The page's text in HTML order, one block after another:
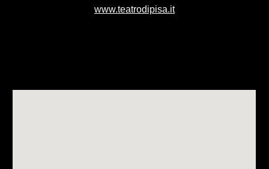
www.teatrodipisa.it